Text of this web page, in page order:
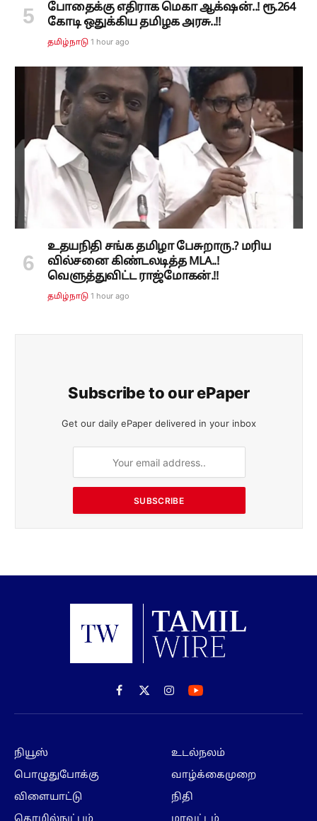
போதைக்கு எதிராக மெகா ஆக்‌ஷன்..! ரூ.264
கோடி ஒதுக்கிய தமிழக அரசு..!!
தமிழ்நாடு 1 hour ago
உதயநிதி சங்க தமிழா பேசுறாரு.? மரிய
வில்சனை கிண்டலடித்த MLA..!
வெளுத்துவிட்ட ராஜ்மோகன்.!!
தமிழ்நாடு 1 hour ago
Subscribe to our ePaper
Get our daily ePaper delivered in your inbox
SUBSCRIBE
Facebook
X
(Twitter)
Instagram
நியூஸ்
பொழுதுபோக்கு
விளையாட்டு
உடல்நலம்
வாழ்க்கைமுறை
நிதி